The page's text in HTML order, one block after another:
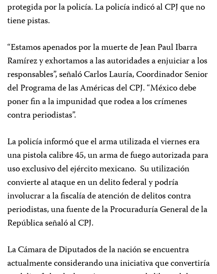
protegida por la policía. La policía indicó al CPJ que no
tiene pistas.
“Estamos apenados por la muerte de Jean Paul Ibarra
Ramírez y exhortamos a las autoridades a enjuiciar a los
responsables”, señaló Carlos Lauría, Coordinador Senior
del Programa de las Américas del CPJ. “México debe
poner fin a la impunidad que rodea a los crímenes
contra periodistas”.
La policía informó que el arma utilizada el viernes era
una pistola calibre 45, un arma de fuego autorizada para
uso exclusivo del ejército mexicano. Su utilización
convierte al ataque en un delito federal y podría
involucrar a la fiscalía de atención de delitos contra
periodistas, una fuente de la Procuraduría General de la
República señaló al CPJ.
La Cámara de Diputados de la nación se encuentra
actualmente considerando una iniciativa que convertiría